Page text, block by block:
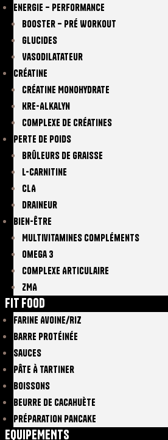
Energie – Performance
Booster – Pré Workout
Glucides
Vasodilatateur
Créatine
Créatine Monohydrate
Kre-Alkalyn
Complexe De Créatines
Perte De Poids
Brûleurs De Graisse
L-Carnitine
CLA
Draineur
Bien-Être
Multivitamines Compléments
Omega 3
Complexe Articulaire
ZMA
FIT FOOD
Farine Avoine/Riz
Barre Protéinée
Sauces
Pâte À Tartiner
Boissons
Beurre De Cacahuète
Préparation Pancake
EQUIPEMENTS